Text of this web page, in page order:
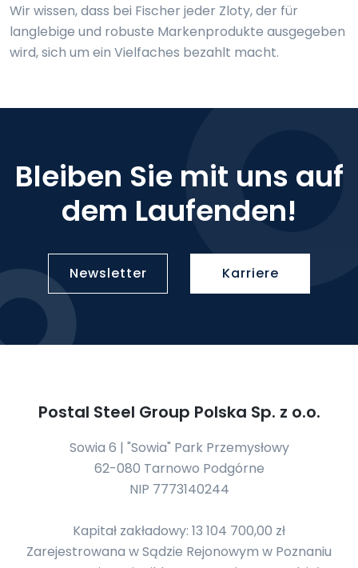
Wir wissen, dass bei Fischer jeder Zloty, der für
langlebige und robuste Markenprodukte ausgegeben
wird, sich um ein Vielfaches bezahlt macht.
Bleiben Sie mit uns auf
dem Laufenden!
Newsletter Karriere
Postal Steel Group Polska Sp. z o.o.
Sowia 6 | "Sowia" Park Przemysłowy
62-080 Tarnowo Podgórne
NIP 7773140244
Kapitał zakładowy: 13 104 700,00 zł
Zarejestrowana w Sądzie Rejonowym w Poznaniu